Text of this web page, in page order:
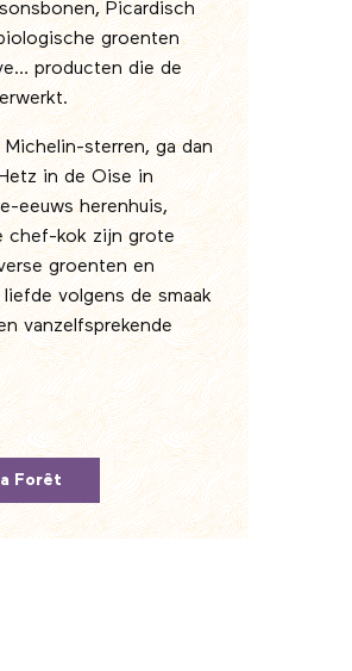
Picardisch
groenten
producten die de
sterren, ga dan
in de Oise in
eeuws herenhuis,
chef-kok zijn grote
groenten en
volgens de smaak
vanzelfsprekende
Forêt